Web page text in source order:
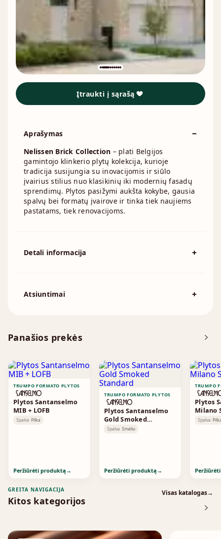
Panašios prekės
TRUMPO FORMATO PLYTOS
Plytos Santanselmo
MIB + LOFB
Spalva Pilka
Peržiūrėti produktą →
TRUMPO FORMATO PLYTOS
Plytos Santanselmo
Gold Smoked
Standard
Spalva Smėlio
Peržiūrėti produktą →
TRUMPO
Plytos
Milano
Spalva
Įtraukti į sąrašą
Aprašymas
Nelissen Brick Collection – plati Belgijos
gamintojo klinkerio plytų kolekcija, kurioje
tradicija susijungia su inovacijomis ir siūlo
įvairius stilius nuo klasikinių iki modernių fasadų
sprendimų. Plytos pasižymi aukšta kokybe, gausia
spalvų bei formatų įvairove ir tinka tiek naujiems
pastatams, tiek renovacijoms.
Detali informacija
Atsiuntimai
GREITA NAVIGACIJA
Kitos kategorijos
Visas katalogas→